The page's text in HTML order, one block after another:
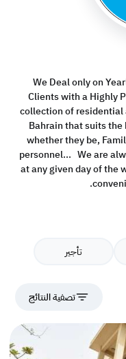
We Deal only on
Clients with a Highly
collection of residential
Bahrain that suits
whether they be,
personnel... We are
at any given day of the
تأجير
تصفية النتائج